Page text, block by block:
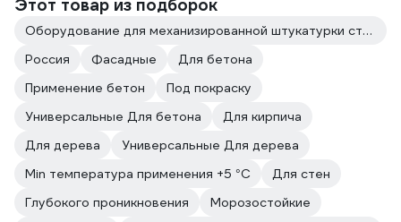
Этот товар из подборок
Оборудование для механизированной штукатурки стен
Россия
Фасадные
Для бетона
Применение бетон
Под покраску
Универсальные Для бетона
Для кирпича
Для дерева
Универсальные Для дерева
Min температура применения +5 °С
Для стен
Глубокого проникновения
Морозостойкие